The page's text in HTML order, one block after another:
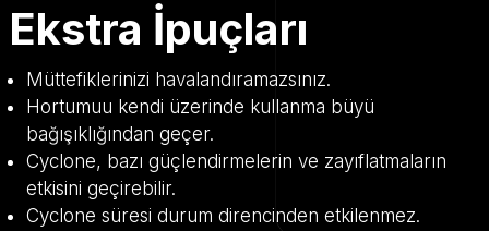
Ekstra İpuçları
Müttefiklerinizi havalandıramazsınız.
Hortumuu kendi üzerinde kullanma büyü
bağışıklığından geçer.
Cyclone, bazı güçlendirmelerin ve zayıflatmaların
etkisini geçirebilir.
Cyclone süresi durum direncinden etkilenmez.